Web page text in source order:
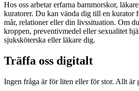
Hos oss arbetar erfarna barnmorskor,
kuratorer. Du kan vända dig till en kurator
mår, relationer eller din livssituation. Om
kroppen, preventivmedel eller sexualitet
sjuksköterska eller läkare dig.
Träffa oss digitalt
Ingen fråga är för liten eller för stor. Allt är